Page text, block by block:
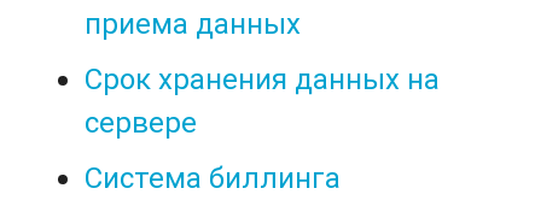
приема данных
Срок хранения данных на
сервере
Система биллинга